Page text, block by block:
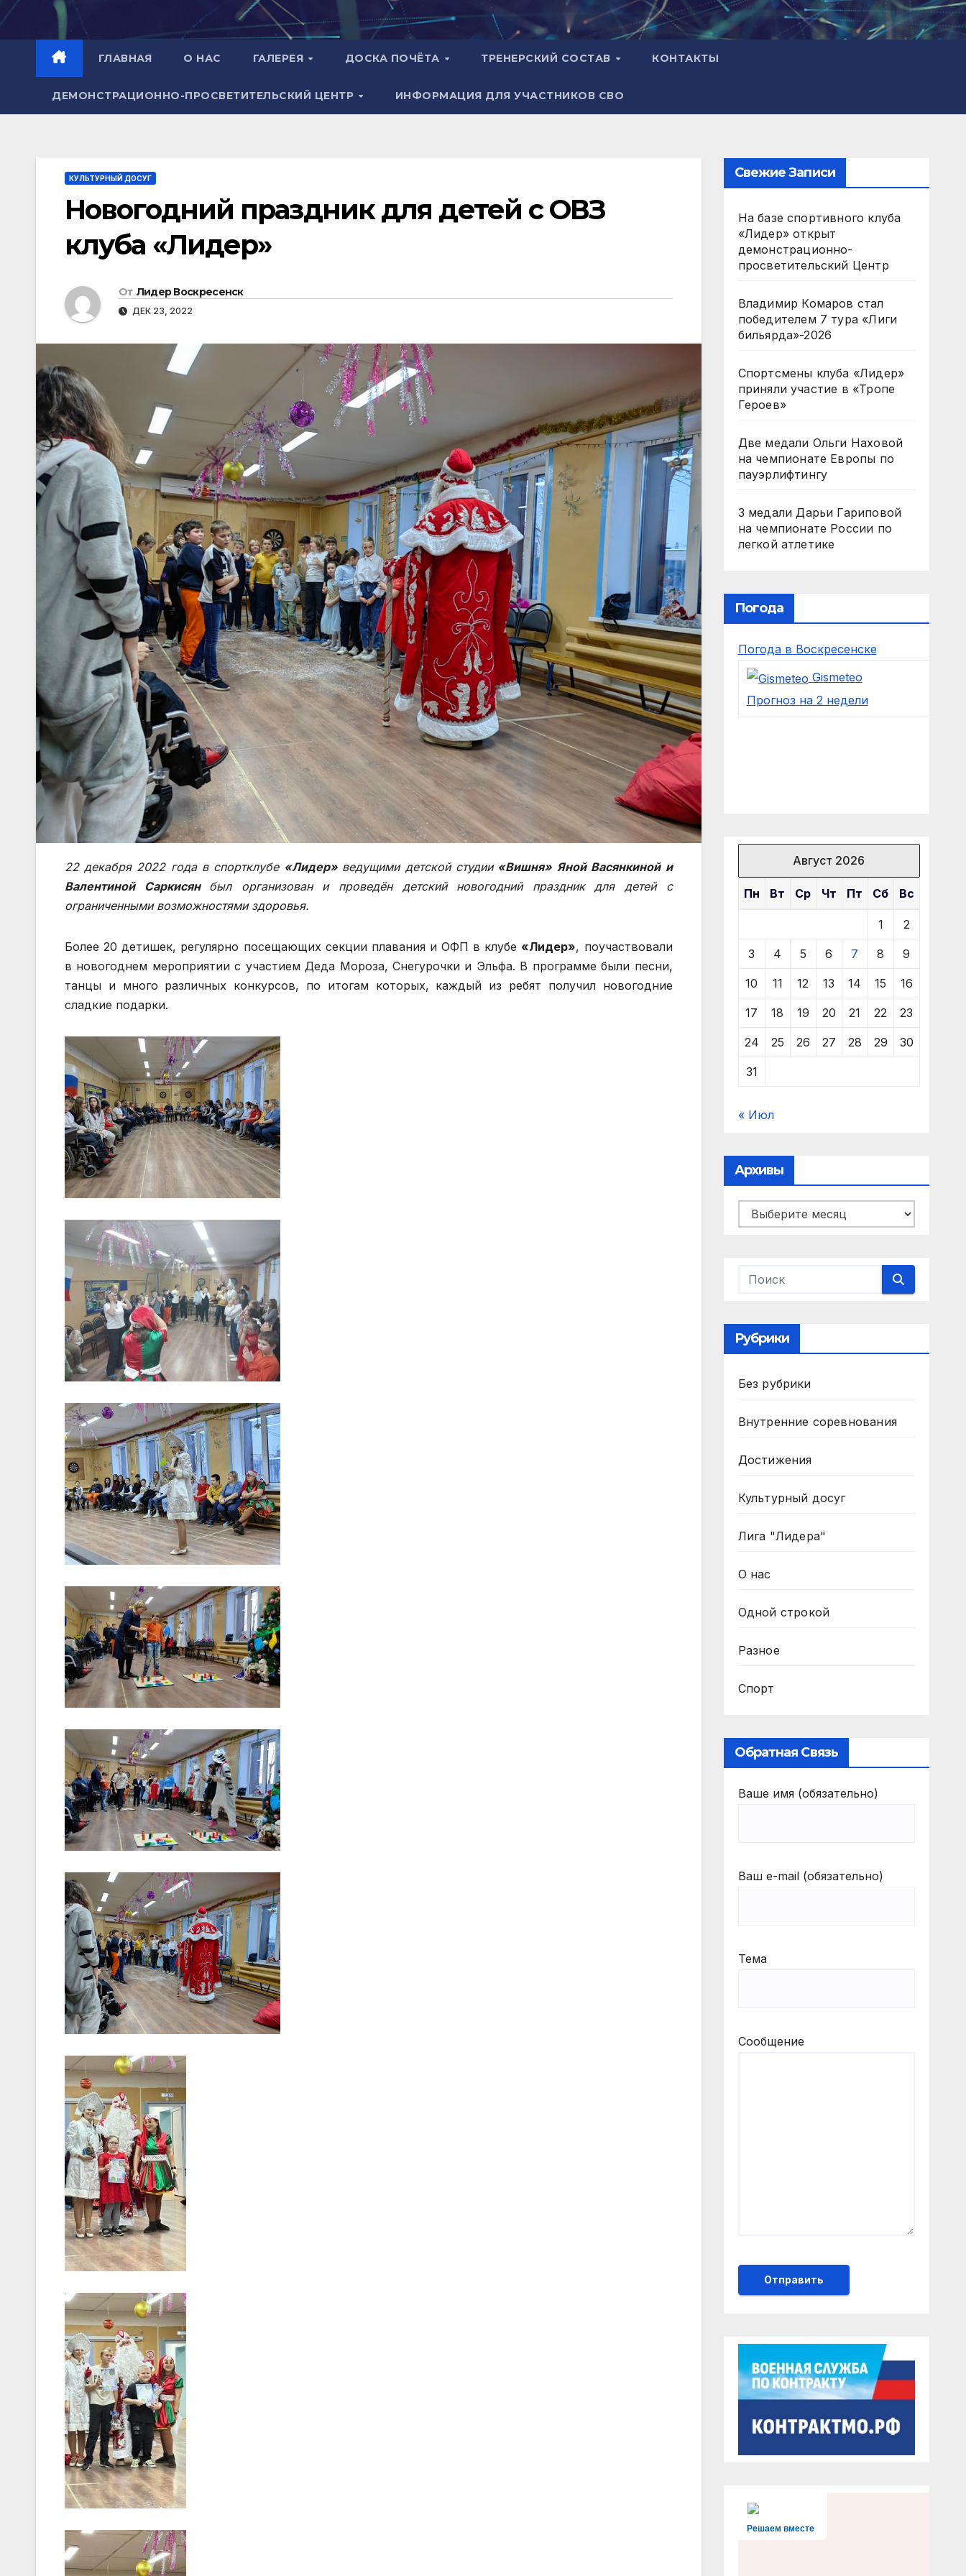
Перейти
содержимому
ГЛАВНАЯ О НАС ГАЛЕРЕЯ ДОСКА ПОЧЁТА ТРЕНЕРСКИЙ СОСТАВ КОНТАКТЫ
ДЕМОНСТРАЦИОННО-ПРОСВЕТИТЕЛЬСКИЙ ЦЕНТР ИНФОРМАЦИЯ ДЛЯ УЧАСТНИКОВ СВО
КУЛЬТУРНЫЙ ДОСУГ
Новогодний праздник для детей с ОВЗ
клуба «Лидер»
От Лидер Воскресенск
ДЕК 23, 2022
22 декабря 2022 года в спортклубе «Лидер» ведущими детской студии«Вишня» Яной Васянкиной и
Валентиной Саркисян
был организован и проведён детский новогодний праздник для детей с
ограниченными возможностями здоровья.
Более 20 детишек, регулярно посещающих секции плавания и ОФП в клубе «Лидер», поучаствовали
в новогоднем мероприятии с участием Деда Мороза, Снегурочки и Эльфа. В программе были песни,
танцы и много различных конкурсов, по итогам которых, каждый из ребят получил новогодние
сладкие подарки.
Свежие Записи
На базе спортивного клуба
«Лидер» открыт
демонстрационно-
просветительский Центр
Владимир Комаров стал
победителем 7 тура «Лиги
бильярда»-2026
Спортсмены клуба «Лидер»
приняли участие в «Тропе
Героев»
Две медали Ольги Наховой
на чемпионате Европы по
пауэрлифтингу
3 медали Дарьи Гариповой
на чемпионате России по
легкой атлетике
Погода
Погода в Воскресенске
Gismeteo
Прогноз на 2 недели
Август 2026
Пн Вт Ср Чт Пт Сб Вс
1 2
3 4 5 6 7 8 9
10 11 12 13 14 15 16
17 18 19 20 21 22 23
24 25 26 27 28 29 30
31
« Июл
Архивы
Архивы
Рубрики
Без рубрики
Внутренние соревнования
Достижения
Культурный досуг
Лига "Лидера"
О нас
Одной строкой
Разное
Спорт
Обратная Связь
Ваше имя (обязательно)
Ваш e-mail (обязательно)
Тема
Сообщение
Решаем вместе